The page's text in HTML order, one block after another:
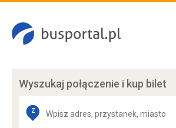
Wyszukaj połączenie i kup bilet
Z